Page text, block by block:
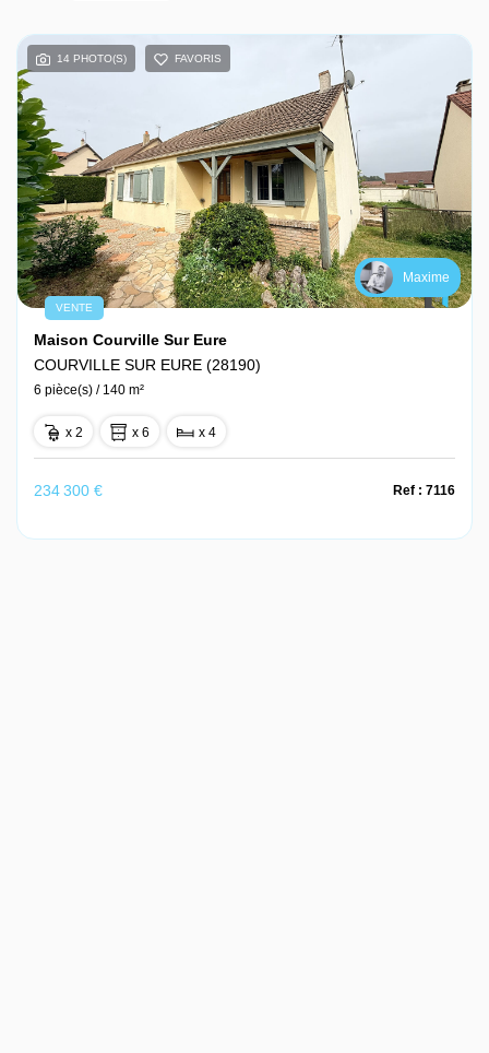
14 PHOTO(S) FAVORIS
Maxime
VENTE
Maison Courville Sur Eure
COURVILLE SUR EURE (28190)
6 pièce(s) / 140 m²
x 2 x 6 x 4
234 300 € Ref : 7116